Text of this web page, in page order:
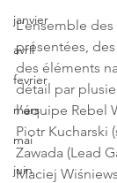
janvier
avril
fevrier
mars
mai
juin
L’ensemble
présentées,
des éléments
détail par
l’équipe Rebel
Piotr Kucharski
Zawada (Lead
Maciej